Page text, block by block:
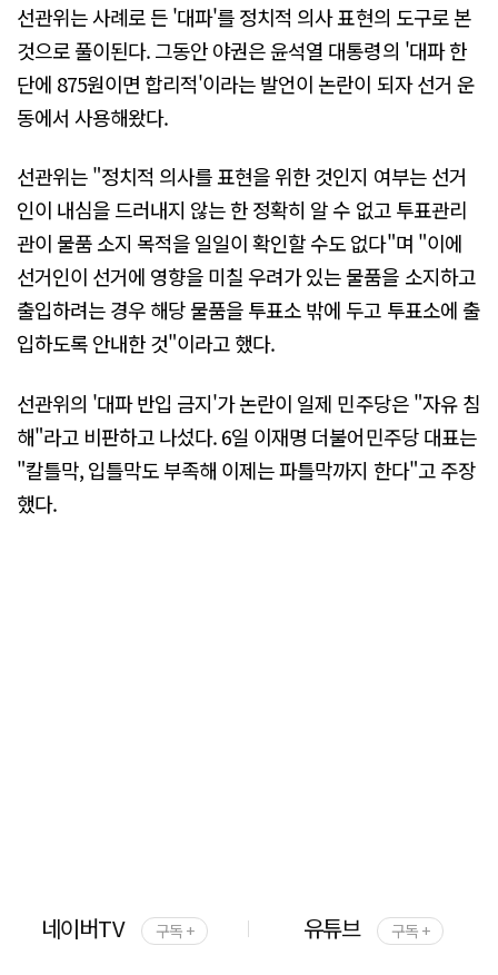
선관위는 사례로 든 '대파'를 정치적 의사 표현의 도구로 본
것으로 풀이된다. 그동안 야권은 윤석열 대통령의 '대파 한
단에 875원이면 합리적'이라는 발언이 논란이 되자 선거 운
동에서 사용해왔다.
선관위는 "정치적 의사를 표현을 위한 것인지 여부는 선거
인이 내심을 드러내지 않는 한 정확히 알 수 없고 투표관리
관이 물품 소지 목적을 일일이 확인할 수도 없다"며 "이에
선거인이 선거에 영향을 미칠 우려가 있는 물품을 소지하고
출입하려는 경우 해당 물품을 투표소 밖에 두고 투표소에 출
입하도록 안내한 것"이라고 했다.
선관위의 '대파 반입 금지'가 논란이 일제 민주당은 "자유 침
해"라고 비판하고 나섰다. 6일 이재명 더불어민주당 대표는
"칼틀막, 입틀막도 부족해 이제는 파틀막까지 한다"고 주장
했다.
네이버TV 구독 + 유튜브 구독 +